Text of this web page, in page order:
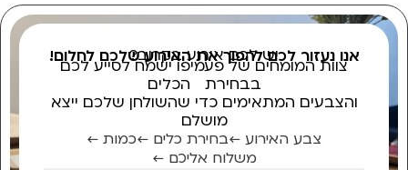
יש לכם אירוע בקרוב?
אנו נעזור לכם להפוך את האירוע שלכם לחלום!
צוות המומחים של פעמיפו ישמח לסייע לכם
בבחירת הכלים
והצבעים המתאימים כדי שהשולחן שלכם ייצא
מושלם
צבע האירוע ←בחירת כלים ←כמות ←
משלוח אליכם ←